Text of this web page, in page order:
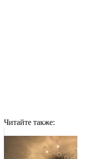
Читайте также: